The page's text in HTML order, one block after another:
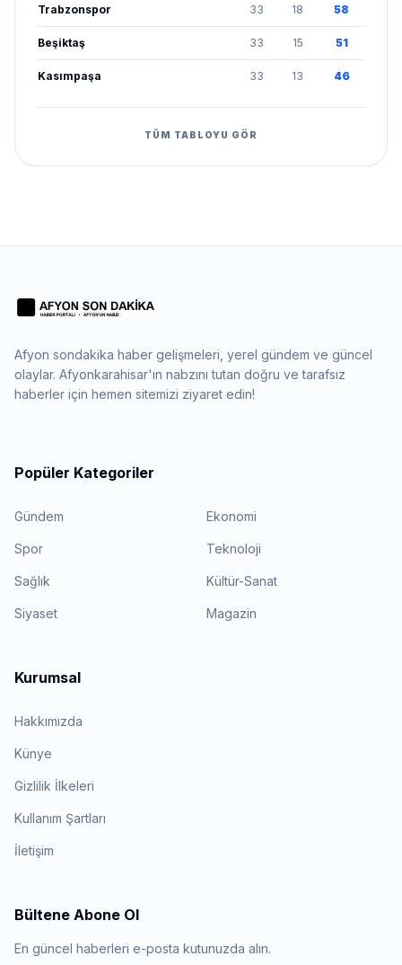
Trabzonspor 33 18 58
Beşiktaş 33 15 51
Kasımpaşa 33 13 46
TÜM TABLOYU GÖR
Afyon sondakika haber gelişmeleri, yerel gündem ve güncel
olaylar. Afyonkarahisar'ın nabzını tutan doğru ve tarafsız
haberler için hemen sitemizi ziyaret edin!
Popüler Kategoriler
Gündem Ekonomi
Spor Teknoloji
Sağlık Kültür-Sanat
Siyaset Magazin
Kurumsal
Hakkımızda
Künye
Gizlilik İlkeleri
Kullanım Şartları
İletişim
Bültene Abone Ol
En güncel haberleri e-posta kutunuzda alın.